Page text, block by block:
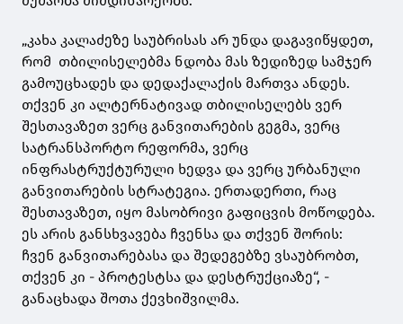
„კახა კალაძეზე საუბრისას არ უნდა დაგავიწყდეთ,
რომ თბილისელებმა ნდობა მას ზედიზედ სამჯერ
გამოუცხადეს და დედაქალაქის მართვა ანდეს.
თქვენ კი ალტერნატივად თბილისელებს ვერ
შესთავაზეთ ვერც განვითარების გეგმა, ვერც
სატრანსპორტო რეფორმა, ვერც
ინფრასტრუქტურული ხედვა და ვერც ურბანული
განვითარების სტრატეგია. ერთადერთი, რაც
შესთავაზეთ, იყო მასობრივი გაფიცვის მოწოდება.
ეს არის განსხვავება ჩვენსა და თქვენ შორის:
ჩვენ განვითარებასა და შედეგებზე ვსაუბრობთ,
თქვენ კი - პროტესტსა და დესტრუქციაზე“, -
განაცხადა შოთა ქევხიშვილმა.